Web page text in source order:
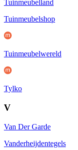
Tuinmeubelland
Tuinmeubelshop
Tuinmeubelwereld
Tylko
V
Van Der Garde
Vanderheijdentegels